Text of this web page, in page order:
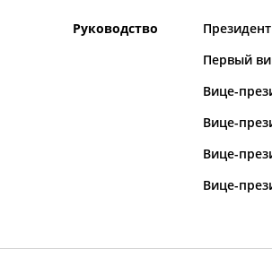
Выберите из списка
известной вам
пожалуйста, вы можете
Руководство
Первый
Вице-
Вице-
Вице-
Вице-